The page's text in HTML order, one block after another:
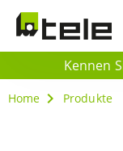
Kennen
Home Produkte